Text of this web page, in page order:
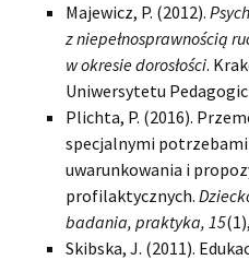
Majewicz, P. (2012).
z niepełnosprawnością
w okresie dorosłości.
Uniwersytetu
Plichta, P. (2016).
specjalnymi potrzebami
uwarunkowania i
profilaktycznych.
badania, praktyka, 15
Skibska, J. (2011).